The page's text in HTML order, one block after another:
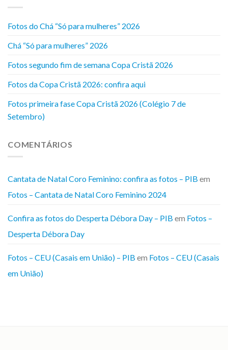
Fotos do Chá “Só para mulheres” 2026
Chá “Só para mulheres” 2026
Fotos segundo fim de semana Copa Cristã 2026
Fotos da Copa Cristã 2026: confira aqui
Fotos primeira fase Copa Cristã 2026 (Colégio 7 de
Setembro)
COMENTÁRIOS
Cantata de Natal Coro Feminino: confira as fotos – PIB em
Fotos – Cantata de Natal Coro Feminino 2024
Confira as fotos do Desperta Débora Day – PIB em Fotos –
Desperta Débora Day
Fotos – CEU (Casais em União) – PIB em Fotos – CEU (Casais
em União)